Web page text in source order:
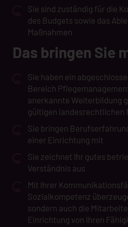
Sie sind zuständig für die
des Budgets sowie das
Maßnahmen
Das bringen Sie
Sie haben ein
Bereich
anerkannte Weiterbildung
gültigen landesrechtlichen
Sie bringen
einer Einrichtung mit
Sie zeichnet Ihr gutes
Verständnis aus
Mit Ihrer
Sozialkompetenz
sondern auch die
Einrichtung von Ihren